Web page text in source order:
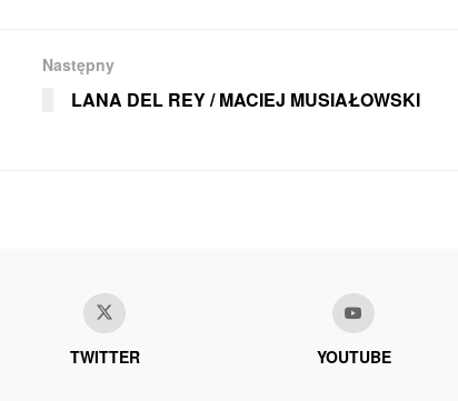
Następny
LANA DEL REY / MACIEJ MUSIAŁOWSKI
TWITTER YOUTUBE